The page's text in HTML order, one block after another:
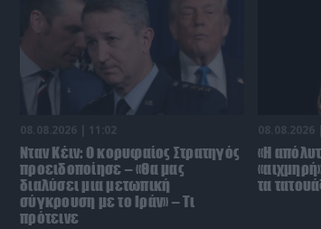
08.08.2026 | 11:02
Νταν Κέιν: Ο κορυφαίος Στρατηγός
προειδοποίησε – «Θα μας
διαλύσει μια μετωπική
σύγκρουση με το Ιράν» – Τι
πρότεινε
08.08.2026
«Η
τα